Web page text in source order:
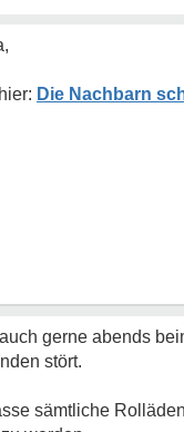
Die Nachbarn
gerne abends
stört.
sämtliche